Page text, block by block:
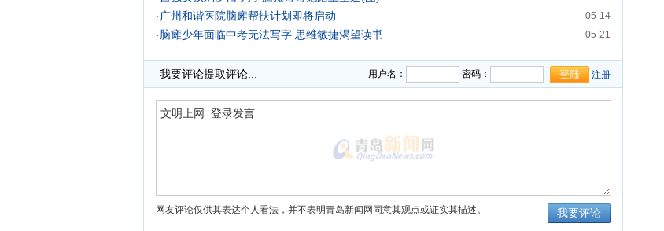
05-14
· 广州和谐医院脑瘫帮扶计划即将启动
05-21
·脑瘫少年面临中考无法写字 思维敏捷渴望读书
我要评论提取评论... 用户名： 密码： 注册
网友评论仅供其表达个人看法，并不表明青岛新闻网同意其观点或证实其描述。